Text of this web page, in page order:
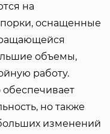
на
объемы,
работу.
но также
изменений